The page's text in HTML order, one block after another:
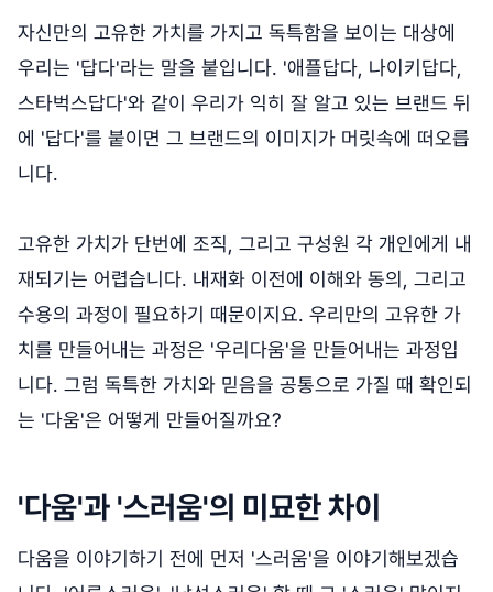
자신만의 고유한 가치를 가지고 독특함을 보이는 대상에
우리는 '답다'라는 말을 붙입니다. '애플답다, 나이키답다,
스타벅스답다'와 같이 우리가 익히 잘 알고 있는 브랜드 뒤
에 '답다'를 붙이면 그 브랜드의 이미지가 머릿속에 떠오릅
니다.
고유한 가치가 단번에 조직, 그리고 구성원 각 개인에게 내
재되기는 어렵습니다. 내재화 이전에 이해와 동의, 그리고
수용의 과정이 필요하기 때문이지요. 우리만의 고유한 가
치를 만들어내는 과정은 '우리다움'을 만들어내는 과정입
니다. 그럼 독특한 가치와 믿음을 공통으로 가질 때 확인되
는 '다움'은 어떻게 만들어질까요?
'다움'과 '스러움'의 미묘한 차이
다움을 이야기하기 전에 먼저 '스러움'을 이야기해보겠습